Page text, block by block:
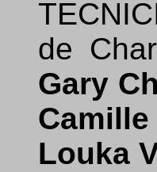
de
Gary
Louka